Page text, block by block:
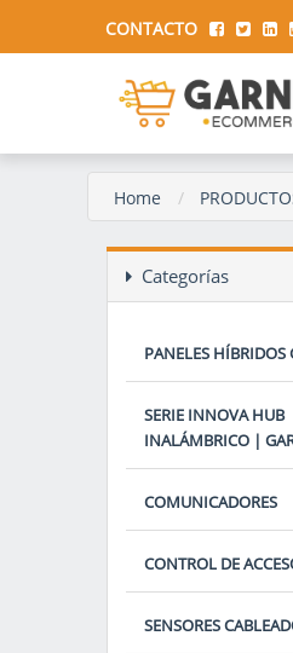
CONTACTO
Home
Categorías
PANELES HÍBRIDOS
SERIE INNOVA HUB
INALÁMBRICO |
COMUNICADORES
CONTROL DE
SENSORES